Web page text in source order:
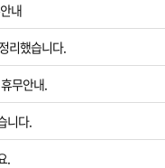
내
리했습니다.
무안내.
니다.
.